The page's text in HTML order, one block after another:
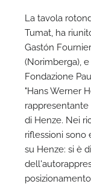
La tavola
Tumat, ha
Gastón
(Norimberga),
Fondazione
"Hans Werner
di Henze. Nei
riflessioni sono
su Henze: si è